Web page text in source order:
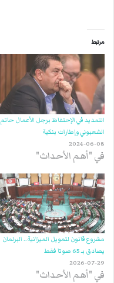
مرتبط
التمديد في الإحتفاظ برجل الأعمال حاتم
الشعبوني وإطارات بنكية
2024-06-08
في "أهم الأحداث"
مشروع قانون لتمويل الميزانية.. البرلمان
يصادق بـ 65 صوتا فقط
2026-07-29
في "أهم الأحداث"